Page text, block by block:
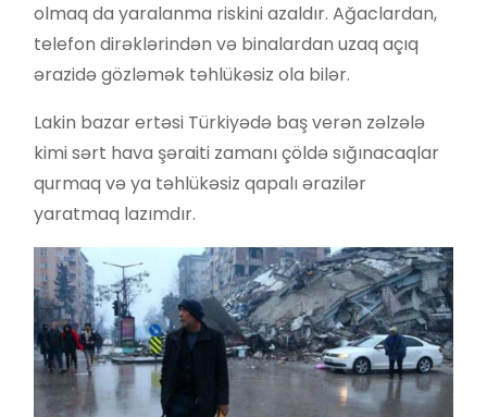
olmaq da yaralanma riskini azaldır. Ağaclardan,
telefon dirəklərindən və binalardan uzaq açıq
ərazidə gözləmək təhlükəsiz ola bilər.
Lakin bazar ertəsi Türkiyədə baş verən zəlzələ
kimi sərt hava şəraiti zamanı çöldə sığınacaqlar
qurmaq və ya təhlükəsiz qapalı ərazilər
yaratmaq lazımdır.